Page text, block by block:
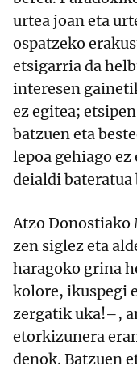
urtea joan eta
ospatzeko
etsigarria da
interesen
ez egitea;
batzuen eta
lepoa gehiago ez
deialdi bateratua
Atzo
zen siglez eta
haragoko grina
kolore, ikuspegi
zergatik uka!–,
etorkizunera
denok. Batzuen